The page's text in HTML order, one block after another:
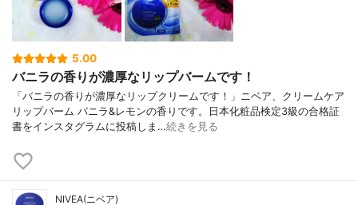
5.00
バニラの香りが濃厚なリップバームです！
「バニラの香りが濃厚なリップクリームです！」ニベア、クリームケア
リップバーム バニラ&レモンの香りです。日本化粧品検定3級の合格証
書をインスタグラムに投稿しま…続きを見る
NIVEA(ニベア)